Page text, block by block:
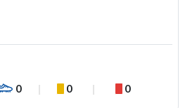
0 0 0